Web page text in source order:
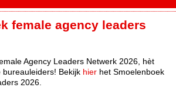
female agency leaders
Agency Leaders Netwerk 2026, hèt
Bekijk hier het Smoelenboek
2026.